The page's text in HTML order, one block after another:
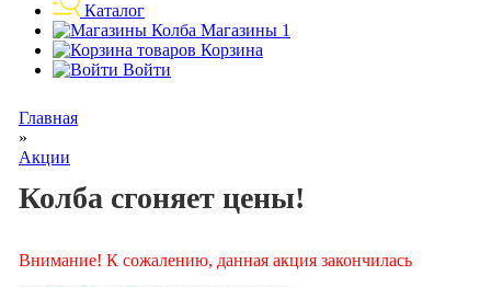
Каталог
Магазины 1
Корзина
Войти
Главная
»
Акции
Колба сгоняет цены!
Внимание! К сожалению, данная акция закончилась